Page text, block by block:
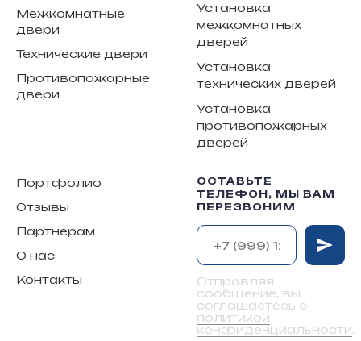
Межкомнатные
двери
Технические двери
Противопожарные
двери
Установка
межкомнатных
дверей
Установка
технических дверей
Установка
противопожарных
дверей
Портфолио
Отзывы
Партнерам
О нас
Контакты
ОСТАВЬТЕ
ТЕЛЕФОН, МЫ ВАМ
ПЕРЕЗВОНИМ
Отправляя
сообщение, вы
соглашаетесь с
политикой
конфиденциальности.